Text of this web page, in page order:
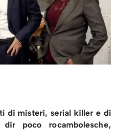
di misteri, serial killer e di
poco rocambolesche,